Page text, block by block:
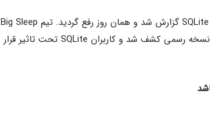
این آسیب‌پذیری صفر روزه در اکتبر به تیم توسعه SQLite گزارش شد و همان روز رفع گردید. تیم Big Sleep
از گوگل اعلام کرد که «این مشکل پیش از انتشار نسخه رسمی کشف شد و کاربران SQLite تحت تاثیر قرار